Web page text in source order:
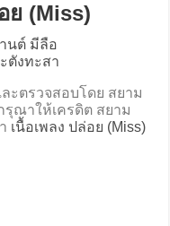
ย (Miss)
นต์ มีลือ
ะตังทะสา
ะตรวจสอบโดย สยาม
ณาให้เครดิต สยาม
เนื้อเพลง ปล่อย (Miss)